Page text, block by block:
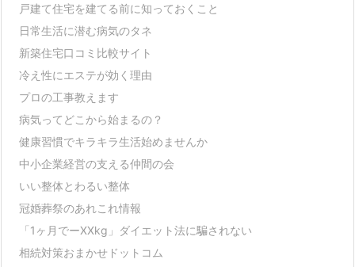
戸建て住宅を建てる前に知っておくこと
日常生活に潜む病気のタネ
新築住宅口コミ比較サイト
冷え性にエステが効く理由
プロの工事教えます
病気ってどこから始まるの？
健康習慣でキラキラ生活始めませんか
中小企業経営の支える仲間の会
いい整体とわるい整体
冠婚葬祭のあれこれ情報
「1ヶ月でーXXkg」ダイエット法に騙されない
相続対策おまかせドットコム